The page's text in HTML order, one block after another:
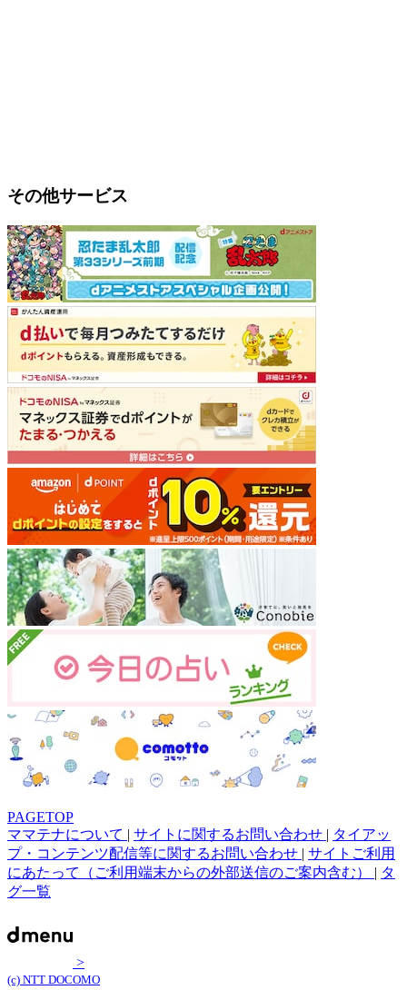
その他サービス
PAGETOP
ママテナについて | サイトに関するお問い合わせ | タイアッ
プ・コンテンツ配信等に関するお問い合わせ | サイトご利用
にあたって（ご利用端末からの外部送信のご案内含む） | タ
グ一覧
>
(c) NTT DOCOMO